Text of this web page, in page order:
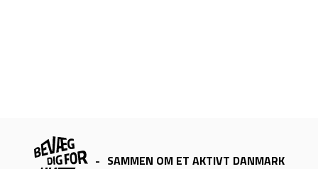
- SAMMEN OM ET AKTIVT DANMARK